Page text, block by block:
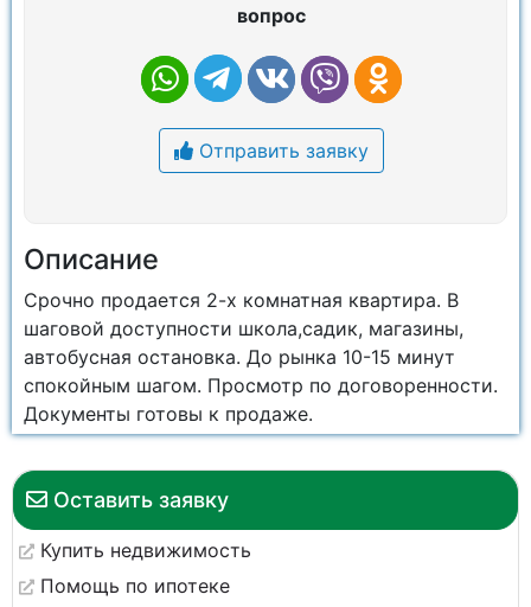
Оставить заявку
Купить недвижимость
Помощь по ипотеке
вопрос
Отправить заявку
Описание
Срочно продается 2-х комнатная квартира. В
шаговой доступности школа,садик, магазины,
автобусная остановка. До рынка 10-15 минут
спокойным шагом. Просмотр по договоренности.
Документы готовы к продаже.